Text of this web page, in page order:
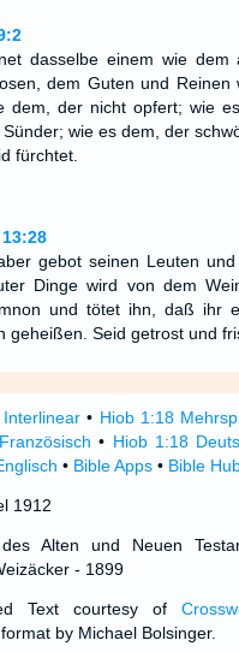
dasselbe einem wie
dem Guten und
dem, der nicht opfert; wie
wie es dem, der
fürchtet.
gebot seinen Leuten
Dinge wird von dem
und tötet ihn, daß ihr
geheißen. Seid getrost und
• Hiob 1:18
• Hiob 1:18
• Bible Apps• Bible
1912
des Alten und Neuen
- 1899
Text courtesy of
by Michael Bolsinger.